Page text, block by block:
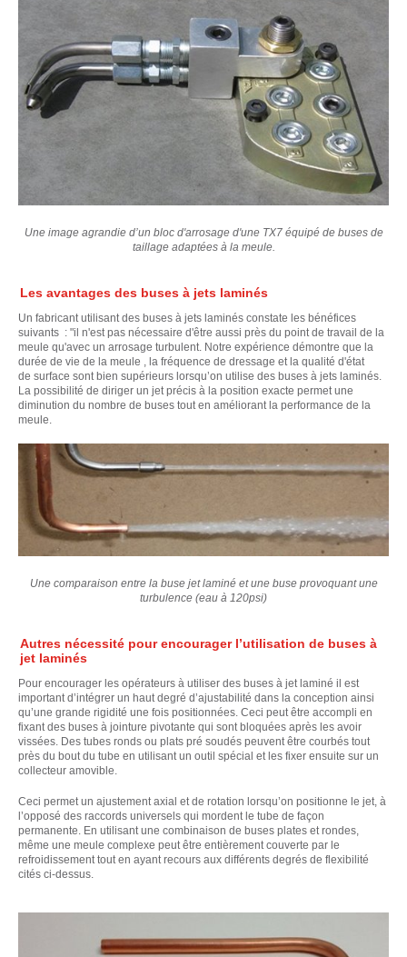
Une image agrandie d’un bloc d'arrosage d'une TX7 équipé de buses de
taillage adaptées à la meule.
Les avantages des buses à jets laminés
Un fabricant utilisant des buses à jets laminés constate les bénéfices
suivants : "il n'est pas nécessaire d'être aussi près du point de travail de la
meule qu'avec un arrosage turbulent. Notre expérience démontre que la
durée de vie de la meule , la fréquence de dressage et la qualité d'état
de surface sont bien supérieurs lorsqu’on utilise des buses à jets laminés.
La possibilité de diriger un jet précis à la position exacte permet une
diminution du nombre de buses tout en améliorant la performance de la
meule.
Une comparaison entre la buse jet laminé et une buse provoquant une
turbulence (eau à 120psi)
Autres nécessité pour encourager l’utilisation de buses à
jet laminés
Pour encourager les opérateurs à utiliser des buses à jet laminé il est
important d’intégrer un haut degré d’ajustabilité dans la conception ainsi
qu’une grande rigidité une fois positionnées. Ceci peut être accompli en
fixant des buses à jointure pivotante qui sont bloquées après les avoir
vissées. Des tubes ronds ou plats pré soudés peuvent être courbés tout
près du bout du tube en utilisant un outil spécial et les fixer ensuite sur un
collecteur amovible.
Ceci permet un ajustement axial et de rotation lorsqu’on positionne le jet, à
l’opposé des raccords universels qui mordent le tube de façon
permanente. En utilisant une combinaison de buses plates et rondes,
même une meule complexe peut être entièrement couverte par le
refroidissement tout en ayant recours aux différents degrés de flexibilité
cités ci-dessus.